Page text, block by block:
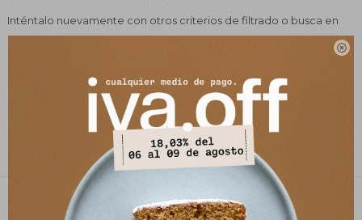

Inténtalo nuevamente con otros criterios de filtrado o busca en
Zapatos Color: Animal print Quitar filtros
Te recomendamos quitar: Color:Animal print
PETRA STORE